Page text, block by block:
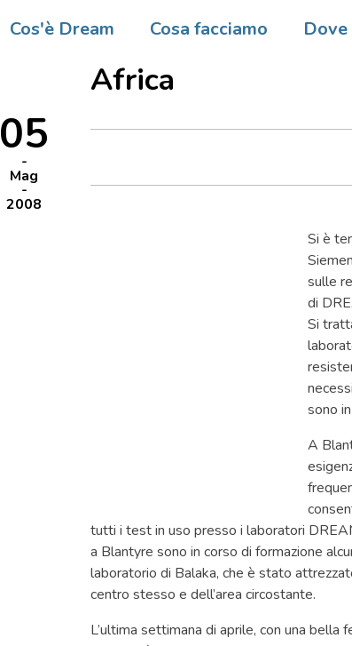
Cos'è Dream Cosa facciamo Dove
05
Mag
2008
formazione del
Africa
Si è
sulle
di
Si
sono
A
tutti i test in uso presso i laboratori
a Blantyre sono in corso di formazione
laboratorio di Balaka, che è stato
centro stesso e dell’area circostante.
L’ultima settimana di aprile, con una